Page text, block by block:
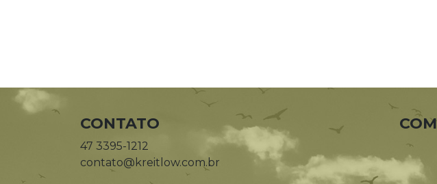
CONTATO
47 3395-1212
contato@kreitlow.com.br